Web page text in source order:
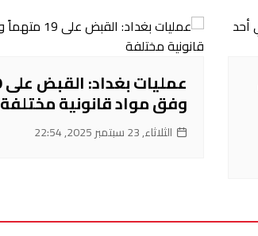
وفق مواد قانونية مختلفة
الثلاثاء, 23 سبتمبر 2025, 22:54